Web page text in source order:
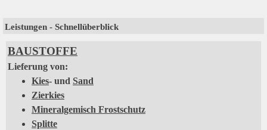
Leistungen - Schnellüberblick
BAUSTOFFE
Lieferung von:
Kies- und Sand
Zierkies
Mineralgemisch Frostschutz
Splitte